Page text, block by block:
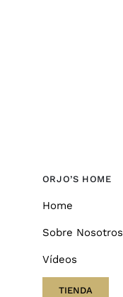
ORJO’S HOME
Home
Sobre Nosotros
Vídeos
TIENDA